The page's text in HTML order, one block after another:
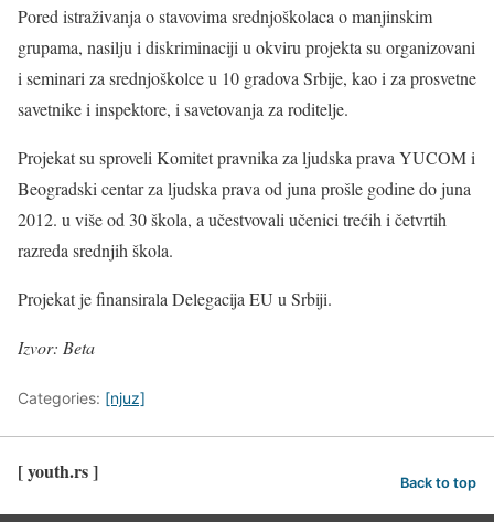
Pored istraživanja o stavovima srednjoškolaca o manjinskim
grupama, nasilju i diskriminaciji u okviru projekta su organizovani
i seminari za srednjoškolce u 10 gradova Srbije, kao i za prosvetne
savetnike i inspektore, i savetovanja za roditelje.
Projekat su sproveli Komitet pravnika za ljudska prava YUCOM i
Beogradski centar za ljudska prava od juna prošle godine do juna
2012. u više od 30 škola, a učestvovali učenici trećih i četvrtih
razreda srednjih škola.
Projekat je finansirala Delegacija EU u Srbiji.
Izvor: Beta
Categories: [njuz]
[ youth.rs ] Back to top